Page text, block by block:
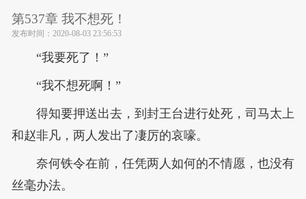
第537章 我不想死！
发布时间： 2020-08-03 23:56:53
“我要死了！”
“我不想死啊！”
得知要押送出去，到封王台进行处死，司马太上
和赵非凡，两人发出了凄厉的哀嚎。
奈何铁令在前，任凭两人如何的不情愿，也没有
丝毫办法。